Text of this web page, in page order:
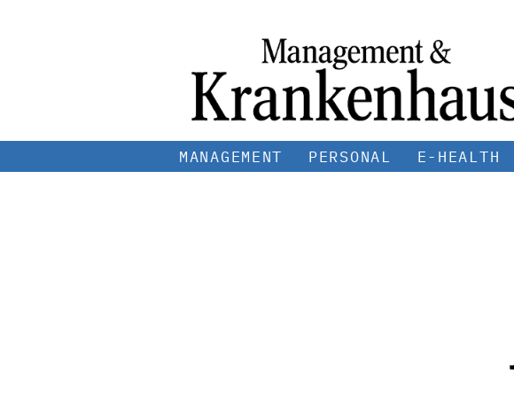
MANAGEMENT PERSONAL E-HEALTH